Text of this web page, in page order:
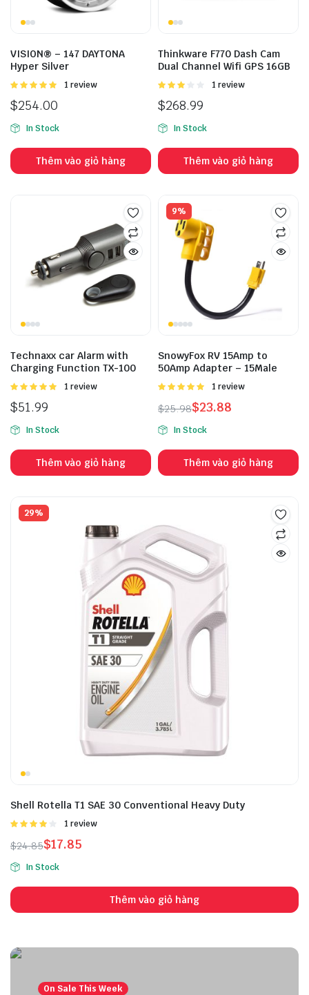
VISION® – 147 DAYTONA
Hyper Silver
Được
5.005 sao
1 review
$254.00
In Stock
Thêm vào giỏ hàng
Thinkware F770 Dash Cam
Dual Channel Wifi GPS 16GB
Được
hạng
sao
1 review
$268.99
In Stock
Thêm vào giỏ hàng
Technaxx car Alarm with
Charging Function TX-100
Được
5.005 sao
1 review
$51.99
In Stock
Thêm vào giỏ hàng
9%
SnowyFox RV 15Amp to
50Amp Adapter – 15Male
Được
5.005 sao
1 review
$25.98$23.88
In Stock
Thêm vào giỏ hàng
29%
Shell Rotella T1 SAE 30 Conventional Heavy Duty
Được
4.005
1 review
$24.85$17.85
In Stock
Thêm vào giỏ hàng
On Sale This Week